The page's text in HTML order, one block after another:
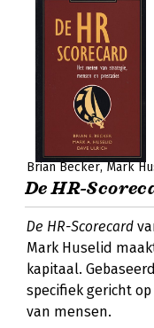
Brian Becker Mark
De HR-
De HR-Scorecard
Mark Huselid
kapitaal.
specifiek gericht
van mensen.